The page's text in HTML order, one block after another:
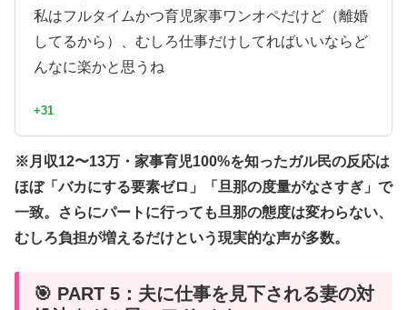
私はフルタイムかつ育児家事ワンオペだけど（離婚
してるから）、むしろ仕事だけしてればいいならど
んなに楽かと思うね
+31
※月収12〜13万・家事育児100%を知ったガル民の反応は
ほぼ「バカにする要素ゼロ」「旦那の度量がなさすぎ」で
一致。さらにパートに行っても旦那の態度は変わらない、
むしろ負担が増えるだけという現実的な声が多数。
🎯 PART 5：夫に仕事を見下される妻の対